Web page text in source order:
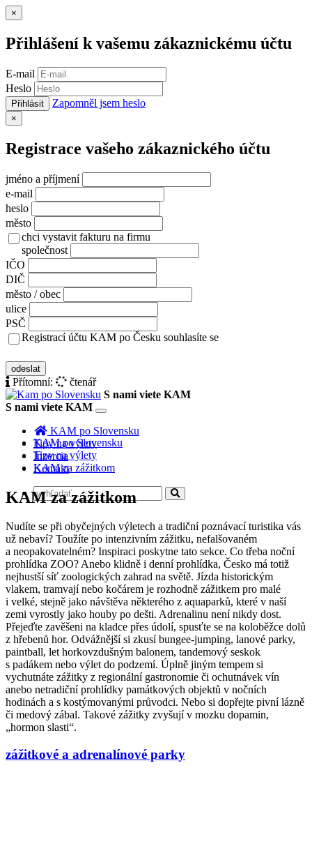
×
Přihlášení k vašemu zákaznickému účtu
E-mail
Heslo
Přihlásit Zapomněl jsem heslo
×
Registrace vašeho zákaznického účtu
jméno a příjmení
e-mail
heslo
město
chci vystavit fakturu na firmu
společnost
IČO
DIČ
město / obec
ulice
PSČ
Registrací účtu KAM po Česku souhlasíte se
odeslat
Přítomní:
čtenář
S nami viete KAM
S nami viete KAM
Toggle
navigation
KAM po Slovensku
Tipy na výlety
Inzercia
Kontakt
KAM po Slovensku
Tipy na výlety
KAM za zážitkom
KAM za zážitkom
Nudíte se při obyčejných výletech a tradiční poznávací turistika vás
už nebaví? Toužíte po intenzivním zážitku, nefalšovaném
a neopakovatelném? Inspiraci poskytne tato sekce. Co třeba noční
prohlídka ZOO? Anebo klidně i denní prohlídka, Česko má totiž
nejhustší síť zoologických zahrad na světě. Jízda historickým
vlakem, tramvají nebo kočárem je rozhodně zážitkem pro malé
i velké, stejně jako návštěva některého z aquaparků, které v naší
zemi vyrostly jako houby po dešti. Adrenalinu není nikdy dost.
Přejeďte zavěšeni na kladce přes údolí, spusťte se na koloběžce dolů
z hřebenů hor. Odvážnější si zkusí bungee-jumping, lanové parky,
paintball, let horkovzdušným balonem, tandemový seskok
s padákem nebo výlet do podzemí. Úplně jiným tempem si
vychutnáte zážitky z regionální gastronomie či ochutnávek vín
anebo netradiční prohlídky památkových objektů v nočních
hodinách a s kostýmovanými průvodci. Nebo si dopřejte pivní lázně
či medový zábal. Takové zážitky zvyšují v mozku dopamin,
„hormon slasti“.
zážitkové a adrenalínové parky